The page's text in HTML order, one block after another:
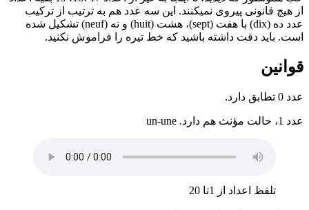
از هیچ قانونی پیروی نمیکنند. این سه عدد هم به ترتیب از ترکیب
عدد ده (dix) با هفت (sept)، هشت (huit) و نه (neuf) تشکیل شده
است. باید دقت داشته باشید که خط تیره را فراموش نکنید.
قوانین
عدد 0 تطابق دارد.
عدد 1، حالت مؤنث هم دارد. un-une
تلفظ اعداد از 1تا 20